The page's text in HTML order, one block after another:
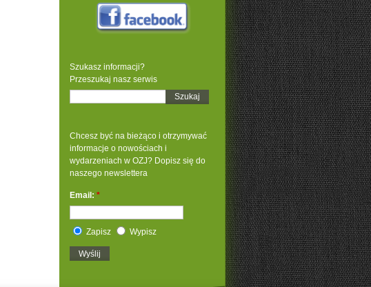
Szukasz informacji?
Przeszukaj nasz serwis
Chcesz być na bieżąco i otrzymywać
informacje o nowościach i
wydarzeniach w OZJ? Dopisz się do
naszego newslettera
Email: *
Zapisz Wypisz